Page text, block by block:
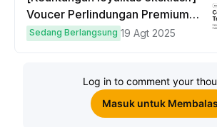
Voucer Perlindungan Premium
hingga $50
Sedang Berlangsung 19 Agt 2025
Log in to comment your
Masuk untuk Membalas